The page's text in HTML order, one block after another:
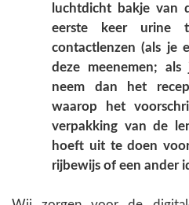
luchtdicht bakje van
eerste keer
contactlenzen (als je
deze meenemen; als
neem dan het
waarop het
verpakking van de
hoeft uit te doen
rijbewijs of een ander